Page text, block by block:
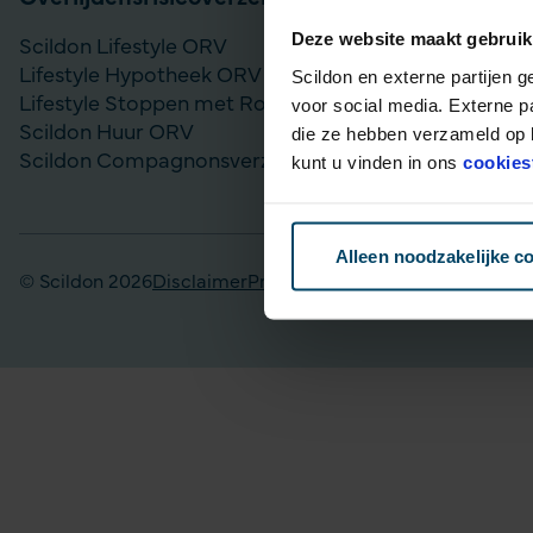
Deze website maakt
Scildon en externe partijen
voor social media. Externe
die ze hebben verzameld
kunt u vinden in ons
Alleen noodzakelijke
Scildon Lifestyle ORV
Lifestyle Hypotheek ORV
Lifestyle Stoppen met Roken ORV
Scildon Huur ORV
Scildon Compagnonsverzekering
Vergelijk
Gouden
Lijfrente
Particulier
Scildon
© Scildon 2026Disclaimer Privacy statement